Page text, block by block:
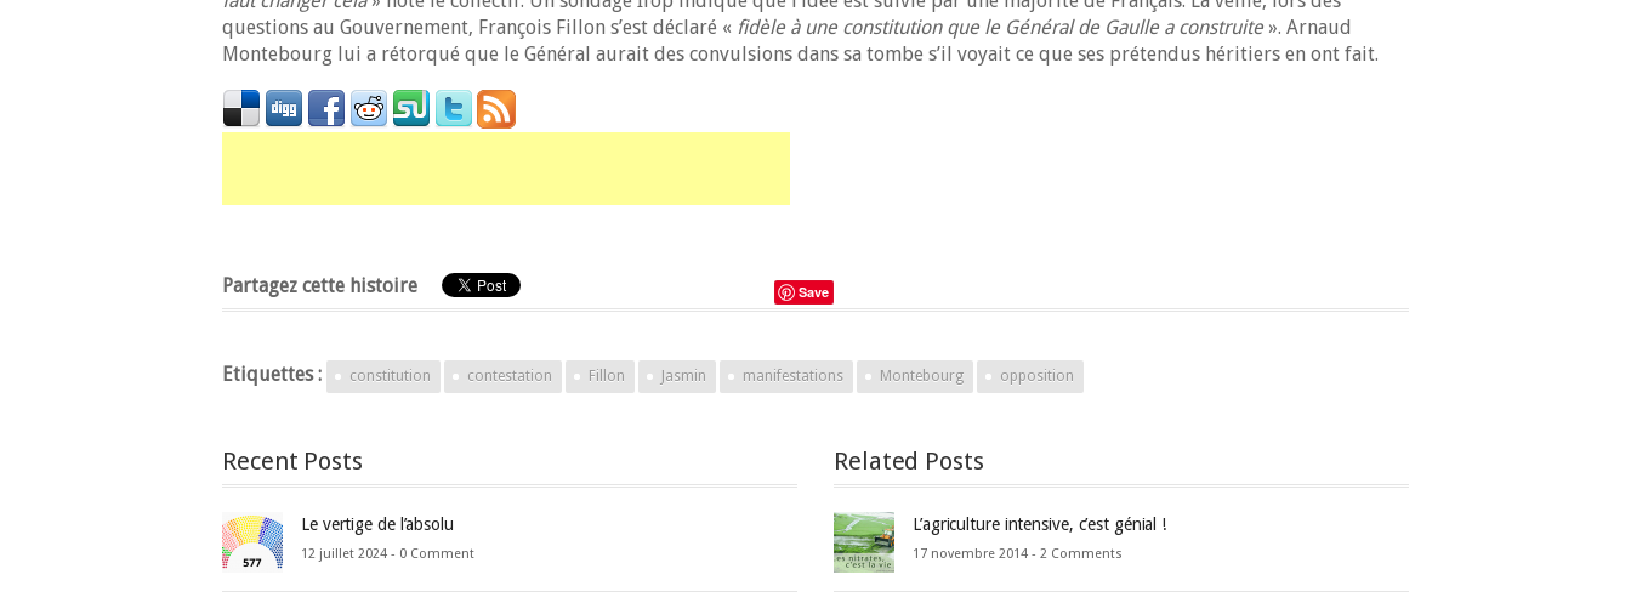
questions au Gouvernement, François Fillon s’est déclaré « fidèle à une constitution que le Général de Gaulle a construite ». Arnaud
Montebourg lui a rétorqué que le Général aurait des convulsions dans sa tombe s’il voyait ce que ses prétendus héritiers en ont fait.
Partagez cette histoire Save
Etiquettes : constitution contestation Fillon Jasmin manifestations Montebourg opposition
Recent Posts
Le vertige de l’absolu
12 juillet 2024 - 0 Comment
Related Posts
L’agriculture intensive, c’est génial !
17 novembre 2014 - 2 Comments